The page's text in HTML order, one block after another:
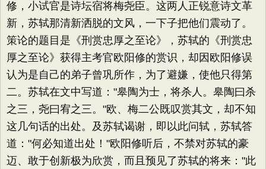
修，小试官是诗坛宿将梅尧臣。这两人正锐意诗文革
新，苏轼那清新洒脱的文风，一下子把他们震动了。
策论的题目是《刑赏忠厚之至论》，苏轼的《刑赏忠
厚之至论》获得主考官欧阳修的赏识，却因欧阳修误
认为是自己的弟子曾巩所作，为了避嫌，使他只得第
二。苏轼在文中写道："皋陶为士，将杀人。皋陶曰杀
之三，尧曰宥之三。"欧、梅二公既叹赏其文，却不知
这几句话的出处。及苏轼谒谢，即以此问轼，苏轼答
道："何必知道出处！"欧阳修听后，不禁对苏轼的豪
迈、敢于创新极为欣赏，而且预见了苏轼的将来："此